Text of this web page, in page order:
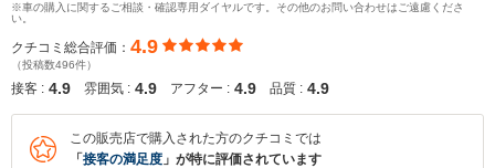
※車の購入に関するご相談・確認専用ダイヤルです。その他のお問い合わせはご遠慮くださ
い。
クチコミ総合評価： 4.9
（投稿数496件）
接客 : 4.9 雰囲気 : 4.9 アフター : 4.9 品質 : 4.9
この販売店で購入された方のクチコミでは
「 接客の満足度 」が特に評価されています